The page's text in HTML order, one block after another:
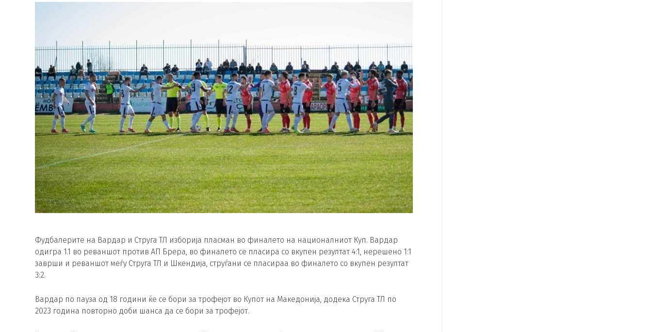
Фудбалерите на Вардар и Струга ТЛ изборија пласман во финалето на националниот Куп. Вардар
одигра 1.1 во реваншот против АП Брера, во финалето се пласира со вкупен резултат 4:1, нерешено 1:1
заврши и реваншот меѓу Струга ТЛ и Шкендија, струѓани се пласираа во финалето со вкупен резултат
3:2.
Вардар по пауза од 18 години ќе се бори за трофејот во Купот на Македонија, додека Струга ТЛ по
2023 година повторно доби шанса да се бори за трофејот.